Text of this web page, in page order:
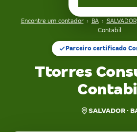
Encontre um contador › BA › SALVADOR
Contabil
Parceiro certificado
Ttorres
Contabil
SALVADOR ·